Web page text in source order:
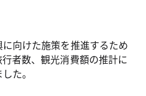
向けた施策を推進するため
者数、観光消費額の推計に
た。